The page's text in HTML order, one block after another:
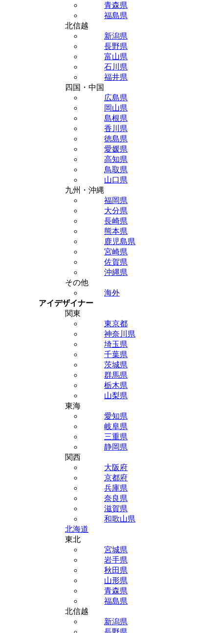
青森県
福島県
北信越
新潟県
長野県
富山県
石川県
福井県
四国・中国
広島県
岡山県
島根県
香川県
徳島県
愛媛県
高知県
鳥取県
山口県
九州・沖縄
福岡県
大分県
長崎県
熊本県
鹿児島県
宮崎県
佐賀県
沖縄県
その他
海外
アイデザイナー
関東
東京都
神奈川県
埼玉県
千葉県
茨城県
群馬県
栃木県
山梨県
東海
愛知県
岐阜県
三重県
静岡県
関西
大阪府
京都府
兵庫県
奈良県
滋賀県
和歌山県
北海道
東北
宮城県
岩手県
秋田県
山形県
青森県
福島県
北信越
新潟県